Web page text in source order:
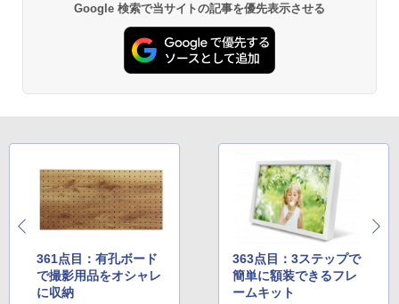
Google 検索で当サイトの記事を優先表示させる
361点目：有孔ボード
で撮影用品をオシャレ
に収納
363点目：3ステップで
簡単に額装できるフレ
ームキット